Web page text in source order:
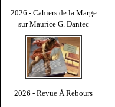
2026 - Cahiers de la Marge
sur Maurice G. Dantec
2026 - Revue À Rebours